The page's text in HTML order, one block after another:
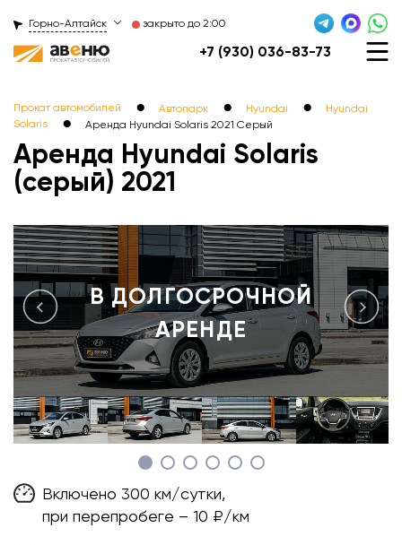
Горно-Алтайск закрыто до 2:00
+7 (930) 036-83-73
Прокат автомобилей ● Автопарк ● Hyundai ●
Hyundai
Solaris
● Аренда Hyundai Solaris 2021 Серый
Аренда Hyundai Solaris
(серый) 2021
Включено 300 км/сутки,
при перепробеге – 10 ₽/км